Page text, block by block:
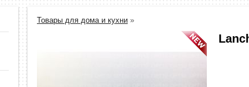
Товары для дома и кухни »